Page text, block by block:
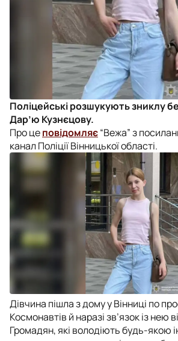
Поліцейські розшукують зниклу
Дар’ю Кузнєцову.
Про цеповідомляє“Вежа” з
канал Поліції Вінницької області.
Дівчина пішла з дому у Вінниці по
Космонавтів й наразі зв’язок із нею
Громадян, які володіють будь-якою